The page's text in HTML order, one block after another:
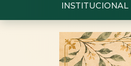
INSTITUCIONAL